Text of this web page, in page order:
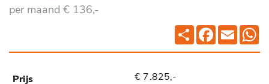
per maand € 136,-
Deel Facebook
Email
€ 7.825,-